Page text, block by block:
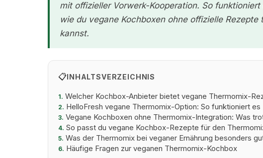
mit offizieller Vorwerk-Kooperation. So
wie du vegane Kochboxen ohne offizielle
kannst.
📋INHALTSVERZEICHNIS
1. Welcher Kochbox-Anbieter bietet vegane Thermomix-
2. HelloFresh vegane Thermomix-Option: So funktioniert es
3. Vegane Kochboxen ohne Thermomix-Integration: Was
4. So passt du vegane Kochbox-Rezepte für den
5. Was der Thermomix bei veganer Ernährung besonders
6. Häufige Fragen zur veganen Thermomix-Kochbox